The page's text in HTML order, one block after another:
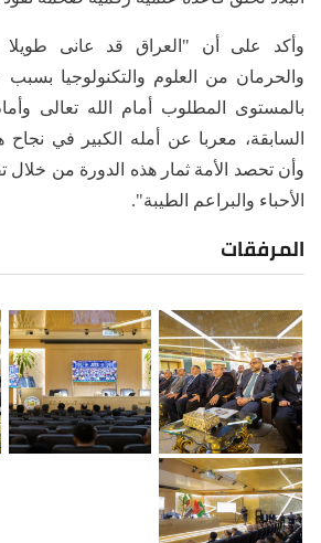
وأكد على أن "العراق قد عانى طويلا
والحرمان من العلوم والتكنولوجيا
بالمستوى المطلوب أمام الله تعالى
السابقة، معربا عن أمله الكبير في نجاح
وأن تحصد الأمة ثمار هذه الدورة من خلال
الأحباء والبراعم الطيبة".
المرفقات